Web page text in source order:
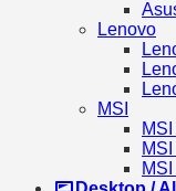
Lenovo
MSI